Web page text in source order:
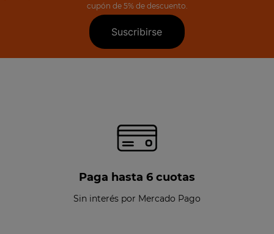
cupón de 5% de descuento.
Suscribirse
Paga hasta 6 cuotas
Sin interés por Mercado Pago